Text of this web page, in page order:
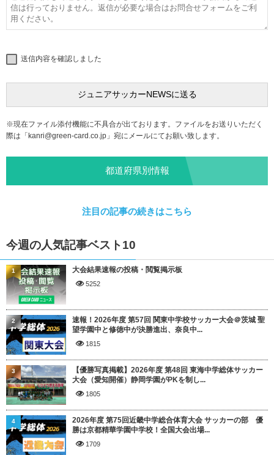
送信内容を確認しました
※現在ファイル添付機能に不具合が出ております。ファイルをお送りいただく
際は「 kanri@green-card.co.jp 」宛にメールにてお願い致します。
都道府県別情報
注目の記事の続きはこちら
今週の人気記事ベスト10
大会結果速報の投稿・閲覧掲示板
5252
1
速報！2026年度 第57回 関東中学校サッカー大会＠茨城 聖
望学園中と修徳中が決勝進出、奈良中...
1815
2
【優勝写真掲載】2026年度 第48回 東海中学総体サッカー
大会（愛知開催）静岡学園がPKを制し...
1805
3
2026年度 第75回近畿中学総合体育大会 サッカーの部 優
勝は京都精華学園中学校！全国大会出場...
1709
4